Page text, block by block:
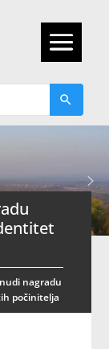
nagradu
počinitelja